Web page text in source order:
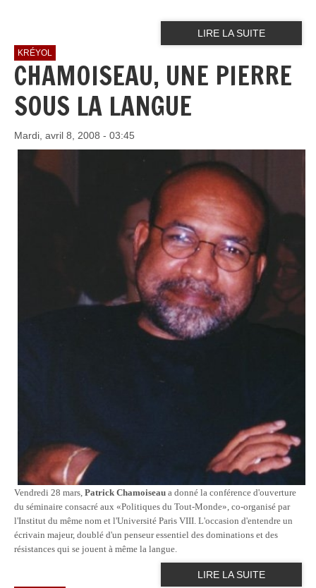
LIRE LA SUITE
KRÉYOL
CHAMOISEAU, UNE PIERRE
SOUS LA LANGUE
Mardi, avril 8, 2008 - 03:45
Vendredi 28 mars, Patrick Chamoiseau a donné la conférence d'ouverture
du séminaire consacré aux «Politiques du Tout-Monde», co-organisé par
l'Institut du même nom et l'Université Paris VIII. L'occasion d'entendre un
écrivain majeur, doublé d'un penseur essentiel des dominations et des
résistances qui se jouent à même la langue.
LIRE LA SUITE